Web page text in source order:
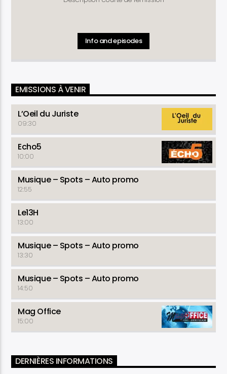
Info and episodes
EMISSIONS À VENIR
L’Oeil du Juriste
09:30
Echo5
10:00
Musique – Spots – Auto promo
12:55
Le13H
13:00
Musique – Spots – Auto promo
13:30
Musique – Spots – Auto promo
14:50
Mag Office
15:00
DERNIÈRES INFORMATIONS